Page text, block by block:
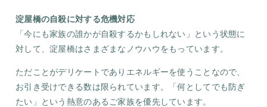
淀屋橋の自殺に対する危機対応
「今にも家族の誰かが自殺するかもしれない」という状態に
対して、淀屋橋はさまざまなノウハウをもっています。
ただことがデリケートでありエネルギーを使うことなので、
お引き受けできる数は限られています。「何としてでも防ぎ
たい」という熱意のあるご家族を優先しています。